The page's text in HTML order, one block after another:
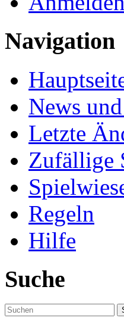
Navigation
News
Letzte
Zufällige
Regeln
Hilfe
Suche